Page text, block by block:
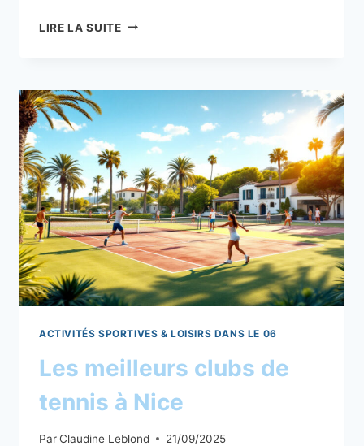
LIRE LA SUITEPADDLE
LA
ANGES
ACTIVITÉS SPORTIVES & LOISIRS DANS LE 06
Les meilleurs clubs de
tennis à Nice
ParClaudine Leblond 21/09/2025